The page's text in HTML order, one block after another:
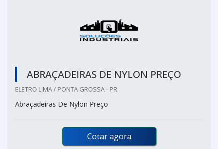
ABRAÇADEIRAS DE NYLON PREÇO
ELETRO LIMA / PONTA GROSSA - PR
Abraçadeiras De Nylon Preço
Cotar agora